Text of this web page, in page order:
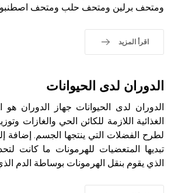
حيث تقتصر القيمة الصوتية للعلامة الك
ومتحف برلين ومتحف حلب ومتحف
اقرأ المزيد
الدوران لدى الحيوانات
الدوران لدى الحيوانات جهاز الدوران
الغذائية اللازمة للكائن الحي والغازات
لطرح الفضلات التي ينتجها الجسم. إضافة
تبديها المتعضيات للهرمونات ما كانت
الذي يقوم بنقل الهرمونات بوساطة الدم